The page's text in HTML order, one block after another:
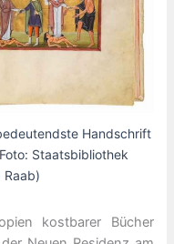
Handschrift
Staatsbibliothek
Raab)
kostbarer Bücher